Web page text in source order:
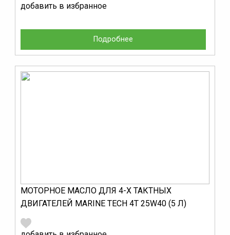
Подробнее
добавить в избранное
МОТОРНОЕ МАСЛО ДЛЯ 4-Х ТАКТНЫХ
ДВИГАТЕЛЕЙ MARINE TECH 4T 25W40 (5 Л)